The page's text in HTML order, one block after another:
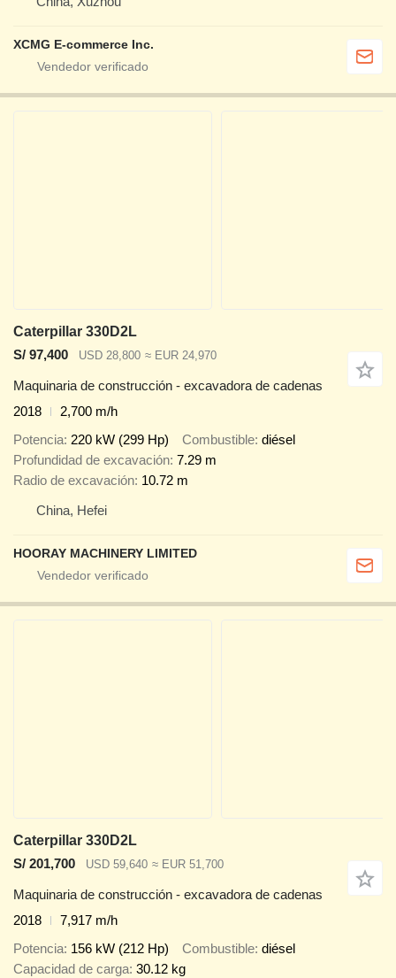
XCMG E-commerce Inc.
Caterpillar 330D2L
S/ 97,400
USD 28,800 ≈ EUR 24,970
Maquinaria de construcción - excavadora de cadenas
2018
2,700 m/h
Potencia 220 kW (299 Hp) Combustible diésel
Profundidad de excavación 7.29 m
Radio de excavación 10.72 m
China, Hefei
HOORAY MACHINERY LIMITED
Caterpillar 330D2L
S/ 201,700
USD 59,640 ≈ EUR 51,700
Maquinaria de construcción - excavadora de cadenas
2018
7,917 m/h
Potencia 156 kW (212 Hp) Combustible diésel
Capacidad de carga 30.12 kg